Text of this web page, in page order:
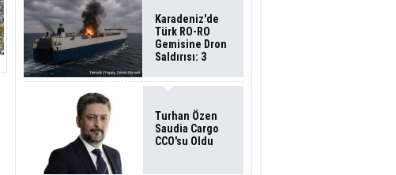
Karadeniz'de
Türk RO-RO
Gemisine Dron
Saldırısı: 3
Durumu Ağır
Turhan Özen
Saudia Cargo
CCO'su Oldu